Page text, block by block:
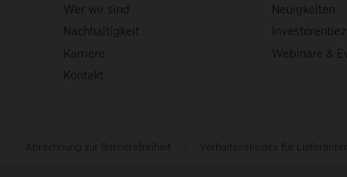
Wer wir sind
Nachhaltigkeit
Karriere
Kontakt
Neuigkeiten
Webinare &
Abrechnung zur Barrierefreiheit Verhaltenskodex für Lieferanten